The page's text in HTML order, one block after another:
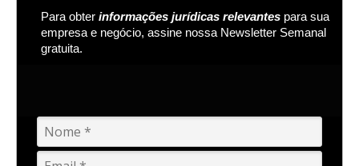
Para obter informações jurídicas relevantes para sua
empresa e negócio, assine nossa Newsletter Semanal
gratuita.